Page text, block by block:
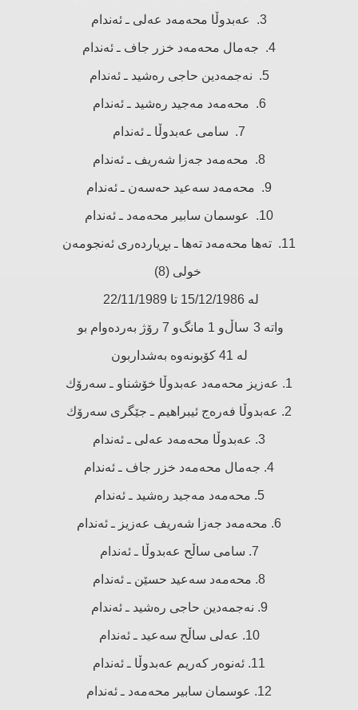
3. عەبدوڵا محەمەد عەلی ـ ئەندام
4. جەمال محەمەد خزر جاف ـ ئەندام
5. نەجمەدین حاجی رەشید ـ ئەندام
6. محەمەد مەجید رەشید ـ ئەندام
7. سامی عەبدوڵا ـ ئەندام
8. محەمەد جەزا شەریف ـ ئەندام
9. محەمەد سەعید حەسەن ـ ئەندام
10. عوسمان سابیر محەمەد ـ ئەندام
11. تەها محەمەد تەها ـ بڕیاردەری ئەنجومەن
خولی (8)
لە 15/12/1986 تا 22/11/1989
واتە 3 ساڵ‌و 1 مانگ‌و 7 رۆژ بەردەوام بو
لە 41 كۆبونەوە بەشداربون
1. عەزیز محەمەد عەبدوڵا خۆشناو ـ سەرۆك
2. عەبدوڵا فەرەج ئیبراهیم ـ جێگری سەرۆك
3. عەبدوڵا محەمەد عەلی ـ ئەندام
4. جەمال محەمەد خزر جاف ـ ئەندام
5. محەمەد مەجید رەشید ـ ئەندام
6. محەمەد جەزا شەریف عەزیز ـ ئەندام
7. سامی ساڵح عەبدوڵا ـ ئەندام
8. محەمەد سەعید حسێن ـ ئەندام
9. نەجمەدین حاجی رەشید ـ ئەندام
10. عەلی ساڵح سەعید ـ ئەندام
11. ئەنوەر كەریم عەبدوڵا ـ ئەندام
12. عوسمان سابیر محەمەد ـ ئەندام